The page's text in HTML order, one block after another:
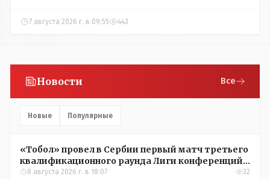
7 августа 2026 г. в 09:55 443
Новости Все
Новые Популярные
«Тобол» провел в Сербии первый матч третьего
квалификационного раунда Лиги конференций
УЕФА
8 августа 2026 г. в 18:07 32